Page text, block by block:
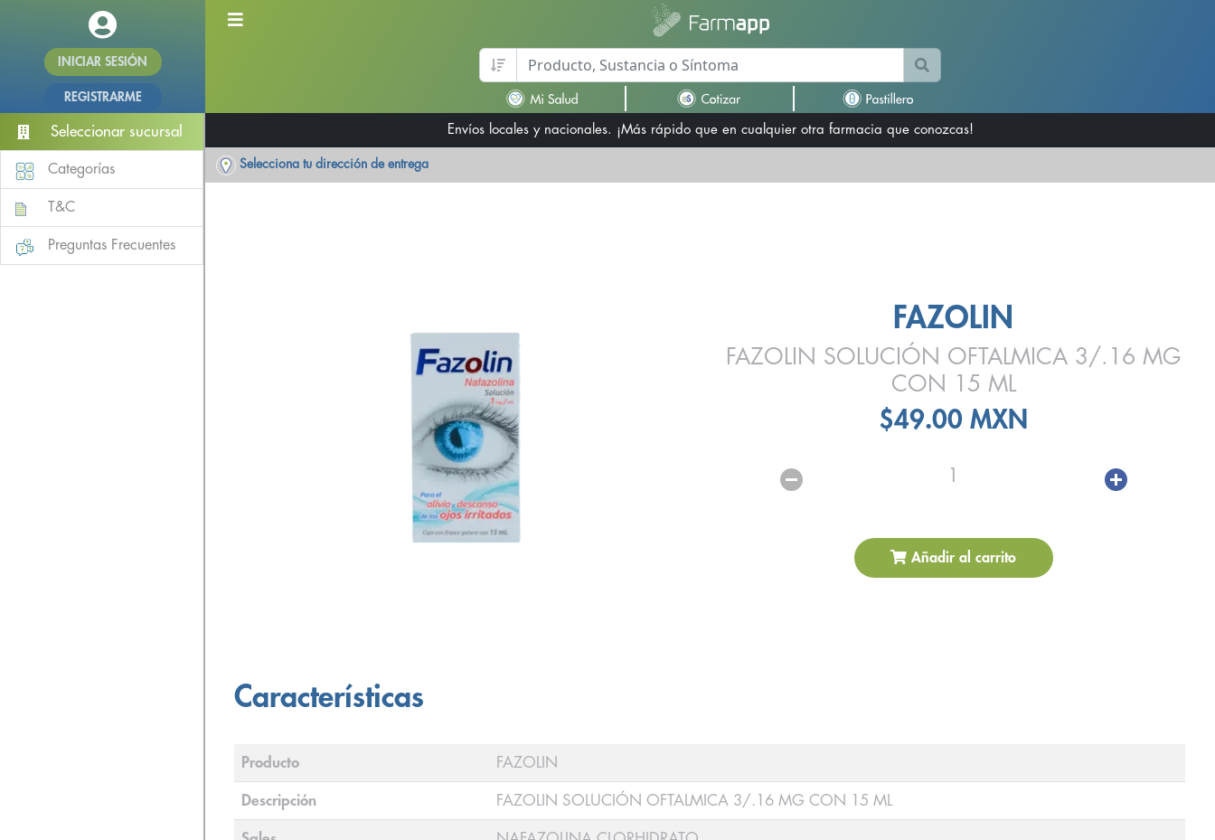
INICIAR SESIÓN
REGISTRARME
Seleccionar sucursal
Categorías
T&C
Preguntas Frecuentes
Envíos locales y nacionales. ¡Más rápido que en cualquier otra farmacia que conozcas!
Selecciona tu dirección de entrega
FAZOLIN
FAZOLIN SOLUCIÓN OFTALMICA 3/.16 MG
CON 15 ML
$49.00 MXN
1
Añadir al carrito
Características
Producto FAZOLIN
Descripción FAZOLIN SOLUCIÓN OFTALMICA 3/.16 MG CON 15 ML